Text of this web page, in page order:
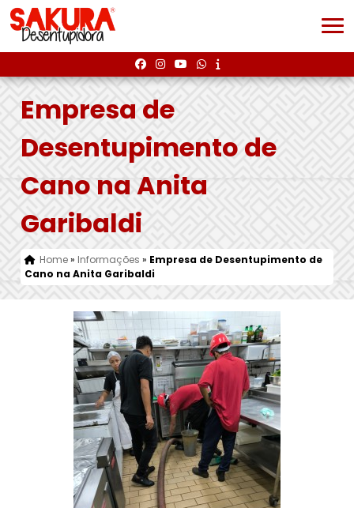
Empresa de
Desentupimento de
Cano na Anita
Garibaldi
Home» Informações » Empresa de Desentupimento de
Cano na Anita Garibaldi